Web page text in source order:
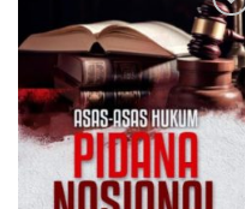
Add to
wishlist